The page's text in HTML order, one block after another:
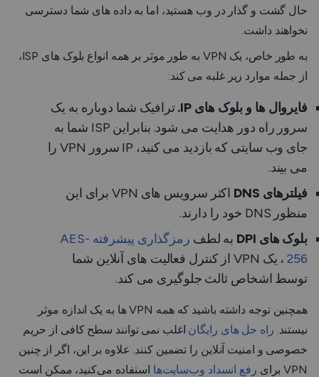
حال گشت و گذار در وب هستید، اما به داده های شما دسترسی
نخواهند داشت.
به طور خاص، یک VPN به طور موثر بر همه انواع بلوک های ISP،
از جمله موارد زیر غلبه می کند:
فایروال ها و بلوک های IP.
ترافیک شما دوباره به یک
سرور راه دور هدایت می شود. بنابراین ISP شما به
جای وب سایتی که بازدید می کنید، IP سرور VPN را
می بیند.
فیلترهای DNS
اکثر سرویس های VPN برای این
منظور DNS خود را دارند.
بلوک های DPI
به لطف
رمزگذاری پیشرفته AES-
256
، یک VPN از کنترل فعالیت های آنلاین شما
توسط اشخاص ثالث جلوگیری می کند.
همچنین توجه داشته باشید که همه VPN ها به یک اندازه موثر
نیستند. راه حل های رایگان اغلب نمی توانند سطح کافی از حریم
خصوصی و امنیت آنلاین را تضمین کنند. علاوه بر این، اگر از چنین
VPN برای
رفع انسداد وب‌سایت‌ها استفاده می‌کنید، ممکن است